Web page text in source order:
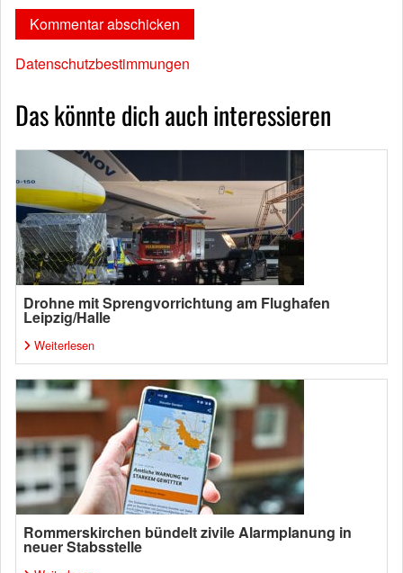
Datenschutzbestimmungen
Das könnte dich auch interessieren
Drohne mit Sprengvorrichtung am Flughafen
Leipzig/Halle
Weiterlesen
Rommerskirchen bündelt zivile Alarmplanung in
neuer Stabsstelle